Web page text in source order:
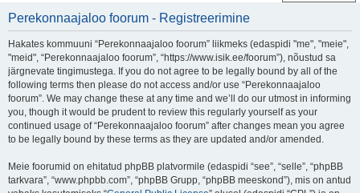
Perekonnaajaloo foorum - Registreerimine
Hakates kommuuni “Perekonnaajaloo foorum” liikmeks (edaspidi "me", "meie",
"meid", “Perekonnaajaloo foorum”, “https://www.isik.ee/foorum”), nõustud sa
järgnevate tingimustega. If you do not agree to be legally bound by all of the
following terms then please do not access and/or use “Perekonnaajaloo
foorum”. We may change these at any time and we’ll do our utmost in informing
you, though it would be prudent to review this regularly yourself as your
continued usage of “Perekonnaajaloo foorum” after changes mean you agree
to be legally bound by these terms as they are updated and/or amended.
Meie foorumid on ehitatud phpBB platvormile (edaspidi “see”, “selle”, “phpBB
tarkvara”, “www.phpbb.com”, “phpBB Grupp, “phpBB meeskond”), mis on antud